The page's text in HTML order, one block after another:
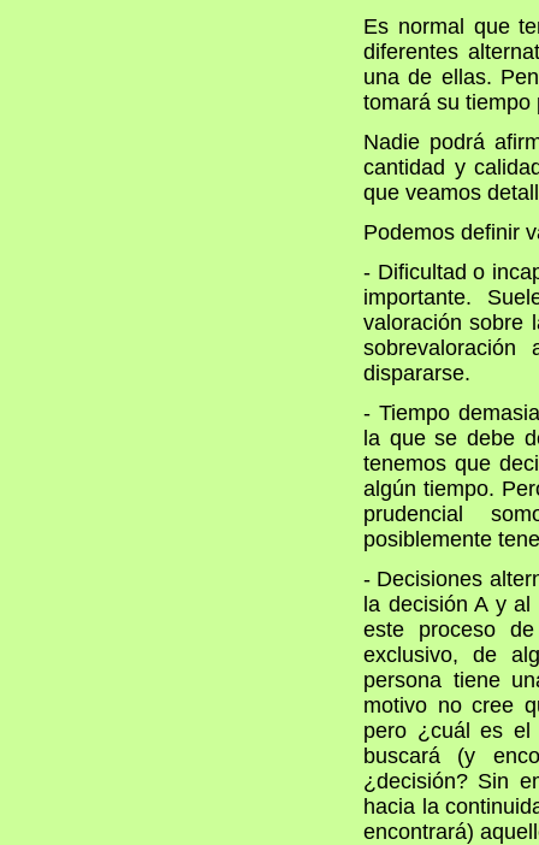
Es normal que
diferentes
una de ellas.
tomará su tiempo
Nadie podrá
cantidad y
que veamos
Podemos definir
- Dificultad o
importante.
valoración sobre
dispararse.
- Tiempo
la que se debe
tenemos que
algún tiempo.
prudencial
posiblemente
- Decisiones
la decisión A y
este proceso
exclusivo, de
persona tiene
motivo no cree
pero ¿cuál es el
buscará (y
¿decisión? Sin
hacia la
encontrará)